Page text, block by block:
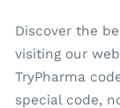
Discover the
visiting our
TryPharma
special code,